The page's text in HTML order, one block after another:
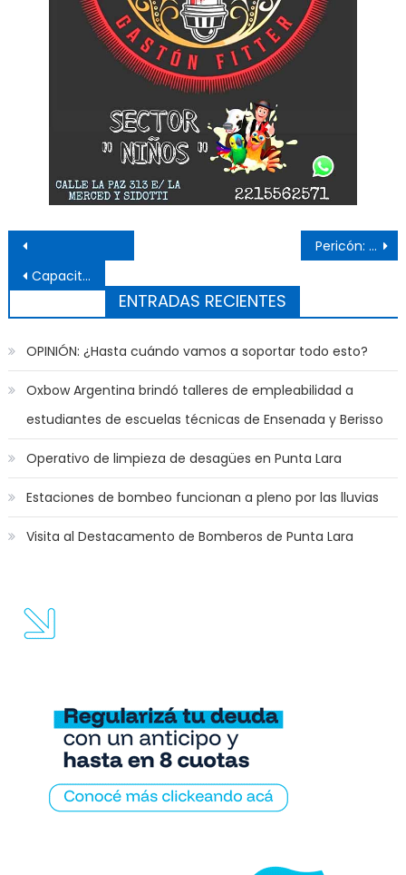
Navegación de entradas
Capacitación en incendios forestales en la Reserva Natural de Punta Lara
Pericón: siguen los ensayos para lograr el récord mundial
ENTRADAS RECIENTES
OPINIÓN: ¿Hasta cuándo vamos a soportar todo esto?
Oxbow Argentina brindó talleres de empleabilidad a
estudiantes de escuelas técnicas de Ensenada y Berisso
Operativo de limpieza de desagües en Punta Lara
Estaciones de bombeo funcionan a pleno por las lluvias
Visita al Destacamento de Bomberos de Punta Lara